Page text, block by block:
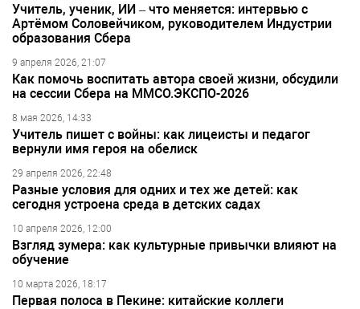
Учитель, ученик, ИИ – что меняется: интервью с
Артёмом Соловейчиком, руководителем Индустрии
образования Сбера
9 апреля 2026, 21:07
Как помочь воспитать автора своей жизни, обсудили
на сессии Сбера на ММСО.ЭКСПО-2026
8 мая 2026, 14:33
Учитель пишет с войны: как лицеисты и педагог
вернули имя героя на обелиск
29 апреля 2026, 22:48
Разные условия для одних и тех же детей: как
сегодня устроена среда в детских садах
10 апреля 2026, 12:00
Взгляд зумера: как культурные привычки влияют на
обучение
10 марта 2026, 18:17
Первая полоса в Пекине: китайские коллеги